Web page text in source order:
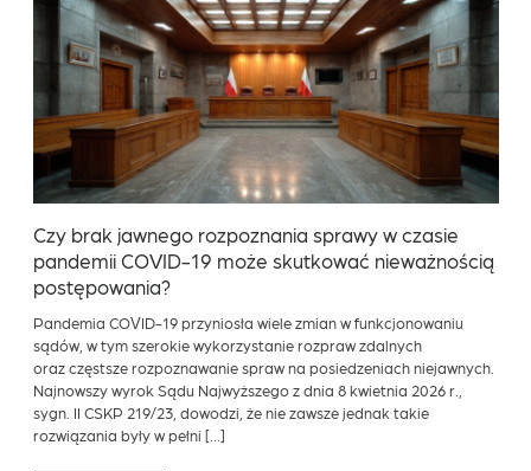
office@pz.legal
Czy brak jawnego rozpoznania sprawy w czasie
pandemii COVID-19 może skutkować nieważnością
postępowania?
Pandemia COVID-19 przyniosła wiele zmian w funkcjonowaniu
sądów, w tym szerokie wykorzystanie rozpraw zdalnych
oraz częstsze rozpoznawanie spraw na posiedzeniach niejawnych.
Najnowszy wyrok Sądu Najwyższego z dnia 8 kwietnia 2026 r.,
sygn. II CSKP 219/23, dowodzi, że nie zawsze jednak takie
rozwiązania były w pełni […]